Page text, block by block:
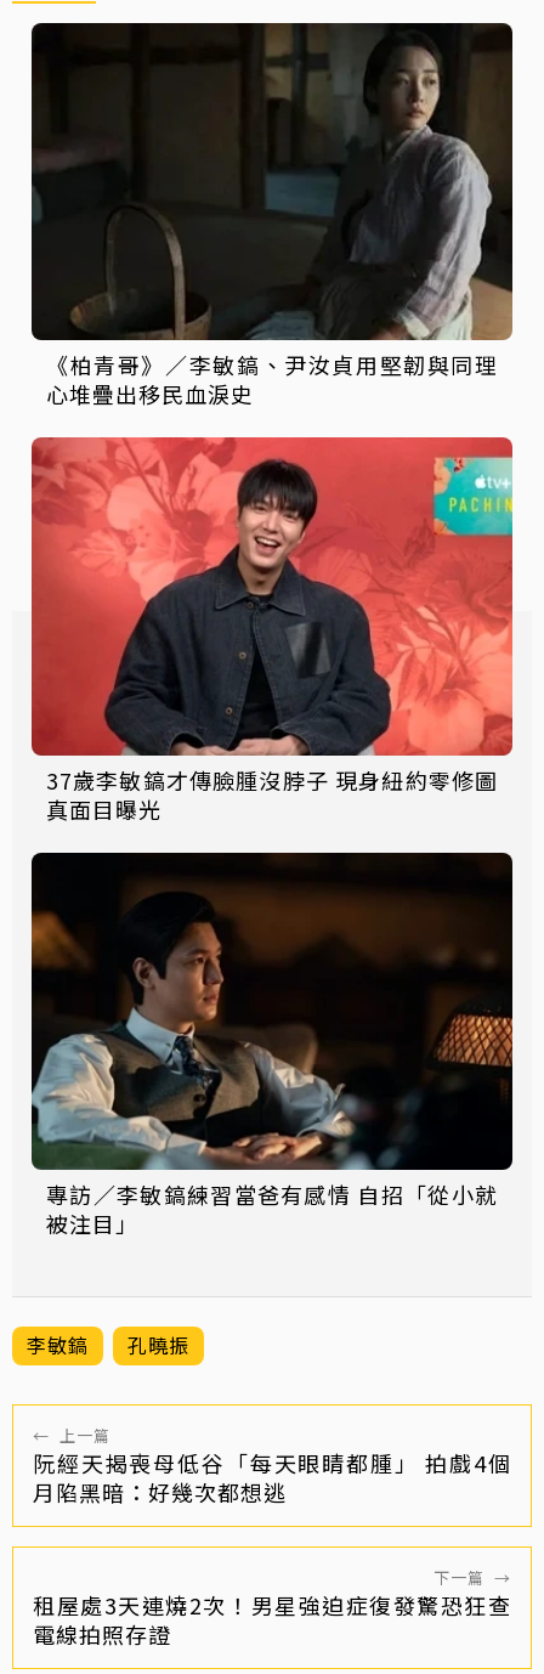
《柏青哥》／李敏鎬、尹汝貞用堅韌與同理
心堆疊出移民血淚史
37歲李敏鎬才傳臉腫沒脖子 現身紐約零修圖
真面目曝光
專訪／李敏鎬練習當爸有感情 自招「從小就
被注目」
李敏鎬 孔曉振
← 上一篇
阮經天揭喪母低谷「每天眼睛都腫」 拍戲4個
月陷黑暗：好幾次都想逃
下一篇 →
租屋處3天連燒2次！男星強迫症復發驚恐狂查
電線拍照存證